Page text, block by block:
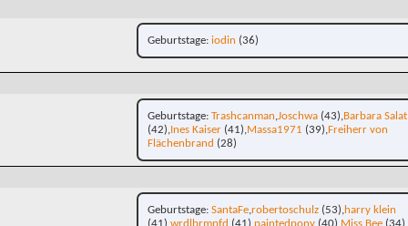
Geburtstage iodin (36)
Geburtstage Trashcanman Joschwa (43) Barbara Salat
(42) Ines Kaiser (41) Massa1971 (39) Freiherr von
Flächenbrand (28)
Geburtstage SantaFe robertoschulz (53) harry klein